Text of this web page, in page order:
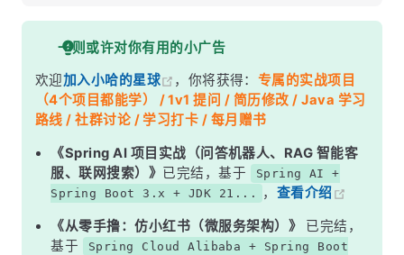
下载 IDEA 安装包
如何下载 2021.2.2 版本
开始安装
一则或许对你有用的小广告
欢迎加入小哈的星球 ，你将获得： 专属的实战项目
（4个项目都能学） / 1v1 提问 / 简历修改 / Java 学习
路线 / 社群讨论 / 学习打卡 / 每月赠书
《Spring AI 项目实战（问答机器人、RAG 智能客
服、联网搜索）》 已完结，基于
Spring AI +
Spring Boot 3.x + JDK 21...
， 查看介绍
《从零手撸：仿小红书（微服务架构）》
已完结，
基于
Spring Cloud Alibaba + Spring Boot